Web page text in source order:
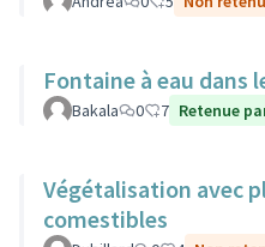
Fontaine à eau dans
Bakala 0 7 Retenue
Végétalisation avec
comestibles